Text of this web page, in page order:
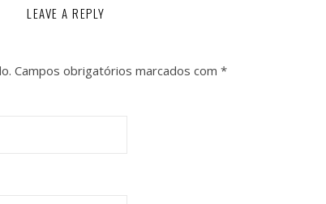
LEAVE A REPLY
Campos obrigatórios marcados com *